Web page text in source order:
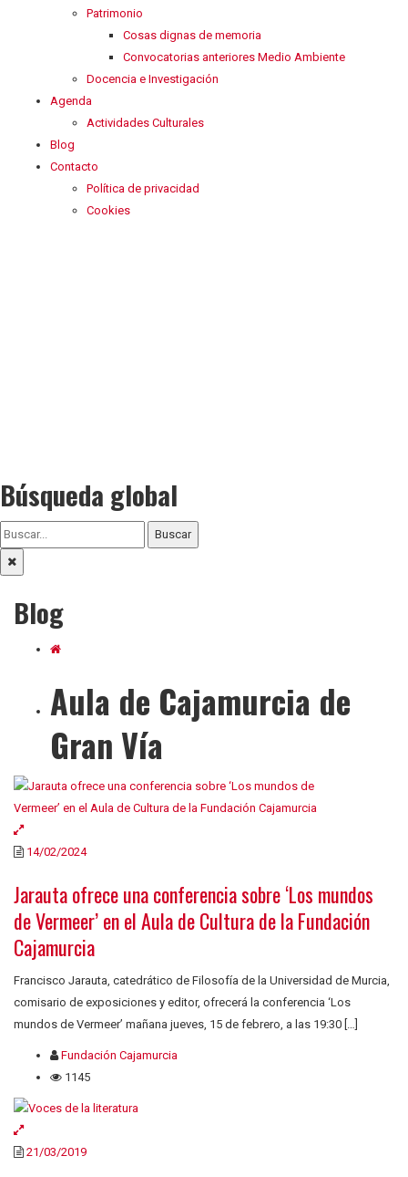
Patrimonio
Cosas dignas de memoria
Convocatorias anteriores Medio Ambiente
Docencia e Investigación
Agenda
Actividades Culturales
Blog
Contacto
Política de privacidad
Cookies
Búsqueda global
Buscar
Blog
Aula de Cajamurcia de
Gran Vía
14/02/2024
Jarauta ofrece una conferencia sobre ‘Los mundos
de Vermeer’ en el Aula de Cultura de la Fundación
Cajamurcia
Francisco Jarauta, catedrático de Filosofía de la Universidad de Murcia,
comisario de exposiciones y editor, ofrecerá la conferencia ‘Los
mundos de Vermeer’ mañana jueves, 15 de febrero, a las 19:30 […]
Fundación Cajamurcia
1145
21/03/2019